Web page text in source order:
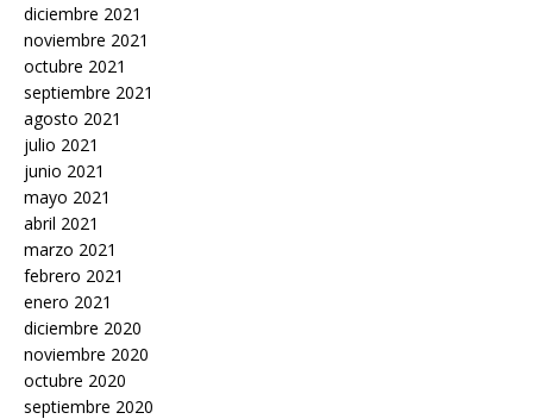
diciembre 2021
noviembre 2021
octubre 2021
septiembre 2021
agosto 2021
julio 2021
junio 2021
mayo 2021
abril 2021
marzo 2021
febrero 2021
enero 2021
diciembre 2020
noviembre 2020
octubre 2020
septiembre 2020